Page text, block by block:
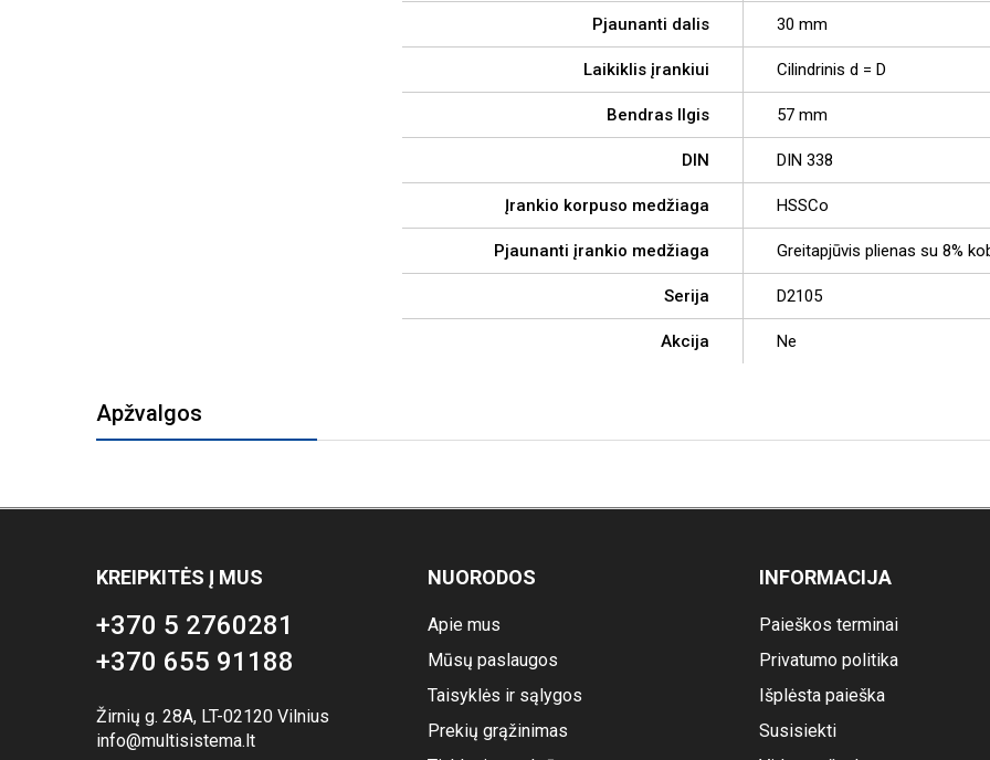
Pjaunanti dalis 30 mm
Laikiklis įrankiui Cilindrinis d = D
Bendras Ilgis 57 mm
DIN DIN 338
Įrankio korpuso medžiaga HSSCo
Pjaunanti įrankio medžiaga Greitapjūvis plienas su 8%
Serija D2105
Akcija Ne
Apžvalgos
KREIPKITĖS Į MUS
+370 5 2760281
+370 655 91188
Žirnių g. 28A, LT-02120 Vilnius
info@multisistema.lt
NUORODOS
Apie mus
Mūsų paslaugos
Taisyklės ir sąlygos
Prekių grąžinimas
INFORMACIJA
Paieškos terminai
Privatumo politika
Išplėsta paieška
Susisiekti